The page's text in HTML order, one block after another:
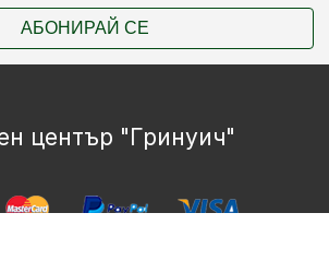
АБОНИРАЙ СЕ
център "Гринуич"